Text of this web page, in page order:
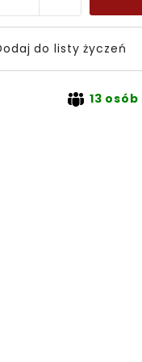
do listy życzeń
13 osób